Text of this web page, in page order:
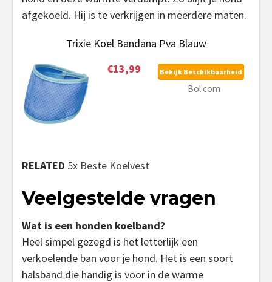
afgekoeld. Hij is te verkrijgen in meerdere maten.
Trixie Koel Bandana Pva Blauw
€13,99
Bekijk Beschikbaarheid
Bol.com
RELATED 5x Beste Koelvest
Veelgestelde vragen
Wat is een honden koelband?
Heel simpel gezegd is het letterlijk een
verkoelende ban voor je hond. Het is een soort
halsband die handig is voor in de warme